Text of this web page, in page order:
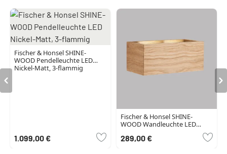
Fischer & Honsel SHINE-
WOOD Pendelleuchte LED
Nickel-Matt, 3-flammig
1.099,00 €
Fischer & Honsel SHINE-
WOOD Wandleuchte LED
289,00 €